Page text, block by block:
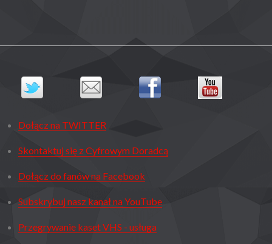
Dołącz na TWITTER
Skontaktuj się z Cyfrowym Doradcą
Dołącz do fanów na Facebook
Subskrybuj nasz kanał na YouTube
Przegrywanie kaset VHS - usługa